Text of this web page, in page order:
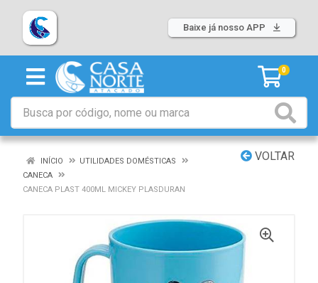
Baixe já nosso APP
0
VOLTAR
INÍCIO
UTILIDADES DOMÉSTICAS
CANECA
CANECA PLAST 400ML MICKEY PLASDURAN